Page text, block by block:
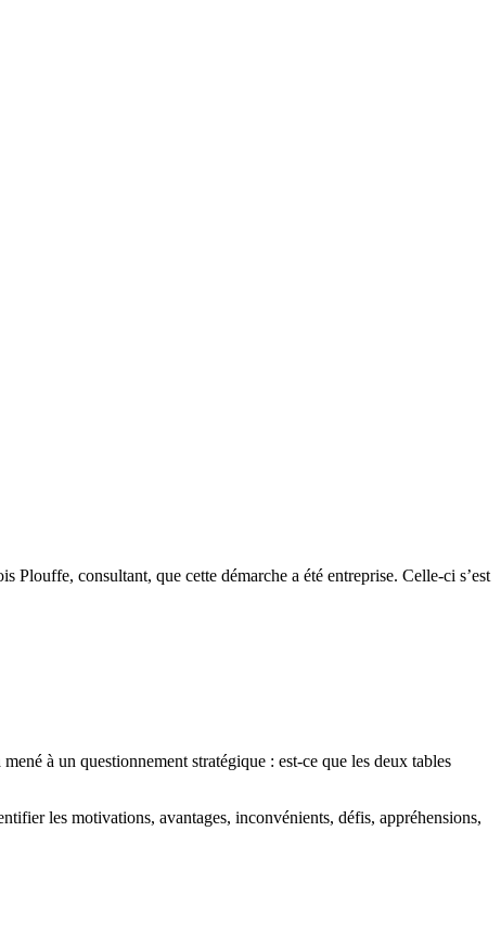
Plouffe, consultant, que cette démarche a été entreprise. Celle-ci s’est
à un questionnement stratégique : est-ce que les deux tables
les motivations, avantages, inconvénients, défis, appréhensions,